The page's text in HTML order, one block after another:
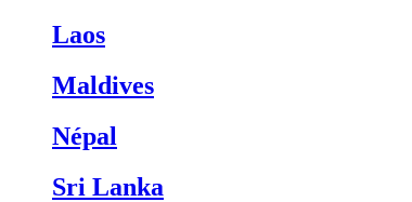
Laos
Maldives
Népal
Sri Lanka